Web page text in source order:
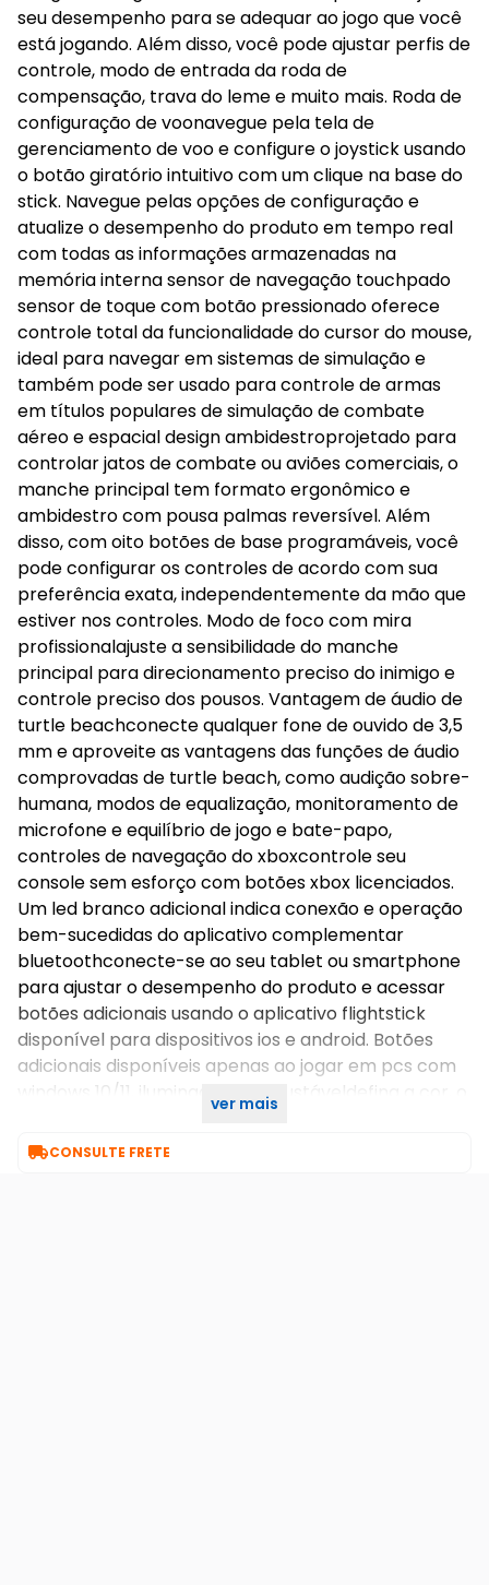
seu desempenho para se adequar ao jogo que você
está jogando. Além disso, você pode ajustar perfis de
controle, modo de entrada da roda de
compensação, trava do leme e muito mais. Roda de
configuração de voonavegue pela tela de
gerenciamento de voo e configure o joystick usando
o botão giratório intuitivo com um clique na base do
stick. Navegue pelas opções de configuração e
atualize o desempenho do produto em tempo real
com todas as informações armazenadas na
memória interna sensor de navegação touchpado
sensor de toque com botão pressionado oferece
controle total da funcionalidade do cursor do mouse,
ideal para navegar em sistemas de simulação e
também pode ser usado para controle de armas
em títulos populares de simulação de combate
aéreo e espacial design ambidestroprojetado para
controlar jatos de combate ou aviões comerciais, o
manche principal tem formato ergonômico e
ambidestro com pousa palmas reversível. Além
disso, com oito botões de base programáveis, você
pode configurar os controles de acordo com sua
preferência exata, independentemente da mão que
estiver nos controles. Modo de foco com mira
profissionalajuste a sensibilidade do manche
principal para direcionamento preciso do inimigo e
controle preciso dos pousos. Vantagem de áudio de
turtle beachconecte qualquer fone de ouvido de 3,5
mm e aproveite as vantagens das funções de áudio
comprovadas de turtle beach, como audição sobre-
humana, modos de equalização, monitoramento de
microfone e equilíbrio de jogo e bate-papo,
controles de navegação do xboxcontrole seu
console sem esforço com botões xbox licenciados.
Um led branco adicional indica conexão e operação
bem-sucedidas do aplicativo complementar
bluetoothconecte-se ao seu tablet ou smartphone
para ajustar o desempenho do produto e acessar
botões adicionais usando o aplicativo flightstick
disponível para dispositivos ios e android. Botões
adicionais disponíveis apenas ao jogar em pcs com
windows 10/11, iluminação rgb ajustáveldefina a cor, o
ver mais
CONSULTE FRETE